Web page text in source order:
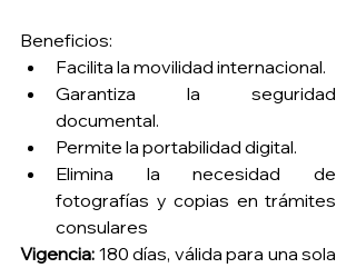
Beneficios:
Facilita la movilidad internacional.
Garantiza la seguridad
documental.
Permite la portabilidad digital.
Elimina la necesidad de
fotografías y copias en trámites
consulares
Vigencia: 180 días, válida para una sola